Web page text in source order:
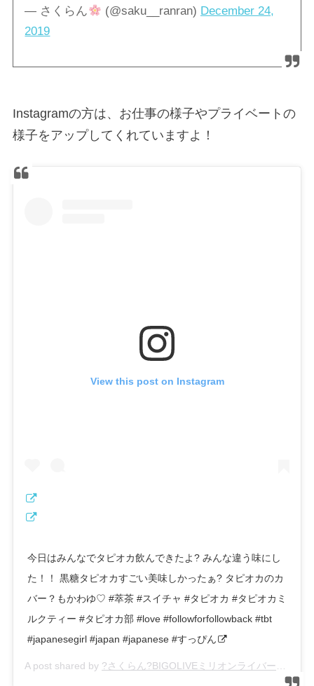
— さくらん (@saku__ranran) December 24,
2019
Instagramの方は、お仕事の様子やプライベートの
様子をアップしてくれていますよ！
View this post on Instagram
今日はみんなでタピオカ飲んできたよ? みんな違う味にし
た！！ 黒糖タピオカすごい美味しかったぁ? タピオカのカ
バー？もかわゆ♡ #萃茶 #スイチャ #タピオカ #タピオカミ
ルクティー #タピオカ部 #love #followforfollowback #tbt
#japanesegirl #japan #japanese #すっぴん
A post shared by ?さくらん?BIGOLIVEミリオンライバー